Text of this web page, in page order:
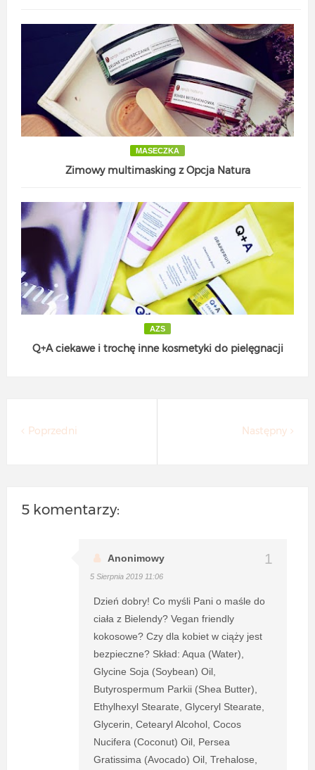
MASECZKA
Zimowy multimasking z Opcja Natura
AZS
Q+A ciekawe i trochę inne kosmetyki do pielęgnacji
Następny
Poprzedni
5 komentarzy:
Anonimowy
5 Sierpnia 2019 11:06
Dzień dobry! Co myśli Pani o maśle do
ciała z Bielendy? Vegan friendly
kokosowe? Czy dla kobiet w ciąży jest
bezpieczne? Skład: Aqua (Water),
Glycine Soja (Soybean) Oil,
Butyrospermum Parkii (Shea Butter),
Ethylhexyl Stearate, Glyceryl Stearate,
Glycerin, Cetearyl Alcohol, Cocos
Nucifera (Coconut) Oil, Persea
Gratissima (Avocado) Oil, Trehalose,